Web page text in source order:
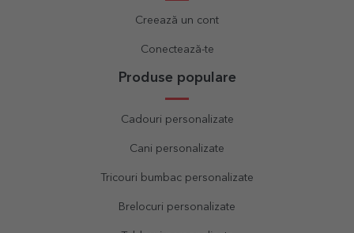
Creează un cont
Conectează-te
Produse populare
Cadouri personalizate
Cani personalizate
Tricouri bumbac personalizate
Brelocuri personalizate